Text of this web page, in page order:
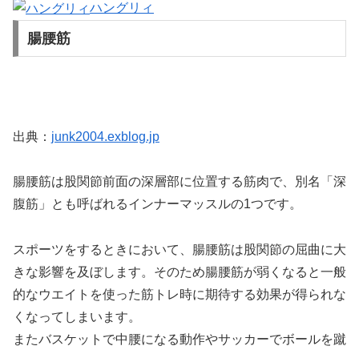
ハングリィ
腸腰筋
出典： junk2004.exblog.jp
腸腰筋は股関節前面の深層部に位置する筋肉で、別名「深
腹筋」とも呼ばれるインナーマッスルの1つです。
スポーツをするときにおいて、腸腰筋は股関節の屈曲に大
きな影響を及ぼします。そのため腸腰筋が弱くなると一般
的なウエイトを使った筋トレ時に期待する効果が得られな
くなってしまいます。
またバスケットで中腰になる動作やサッカーでボールを蹴